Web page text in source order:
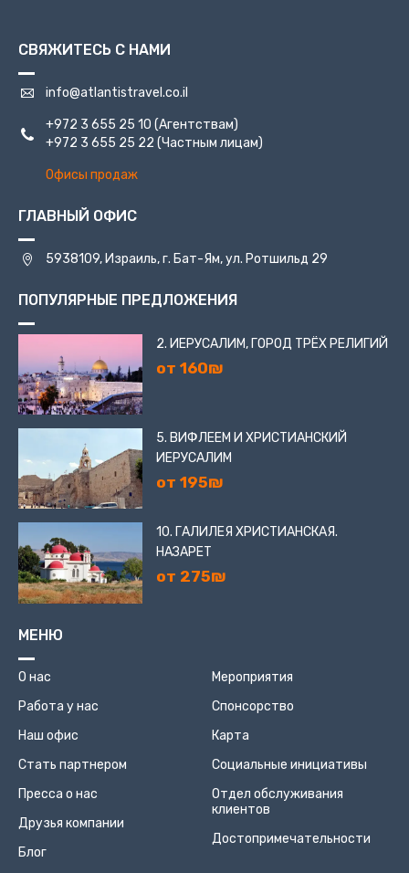
СВЯЖИТЕСЬ С НАМИ
info@atlantistravel.co.il
+972 3 655 25 10 (Агентствам)
+972 3 655 25 22 (Частным лицам)
Офисы продаж
ГЛАВНЫЙ ОФИС
5938109, Израиль, г. Бат-Ям, ул. Ротшильд 29
ПОПУЛЯРНЫЕ ПРЕДЛОЖЕНИЯ
2. ИЕРУСАЛИМ, ГОРОД ТРЁХ РЕЛИГИЙ
от 160₪
5. ВИФЛЕЕМ И ХРИСТИАНСКИЙ
ИЕРУСАЛИМ
от 195₪
10. ГАЛИЛЕЯ ХРИСТИАНСКАЯ.
НАЗАРЕТ
от 275₪
МЕНЮ
О нас
Работа у нас
Наш офис
Стать партнером
Пресса о нас
Друзья компании
Блог
Мероприятия
Спонсорство
Карта
Социальные инициативы
Отдел обслуживания
клиентов
Достопримечательности